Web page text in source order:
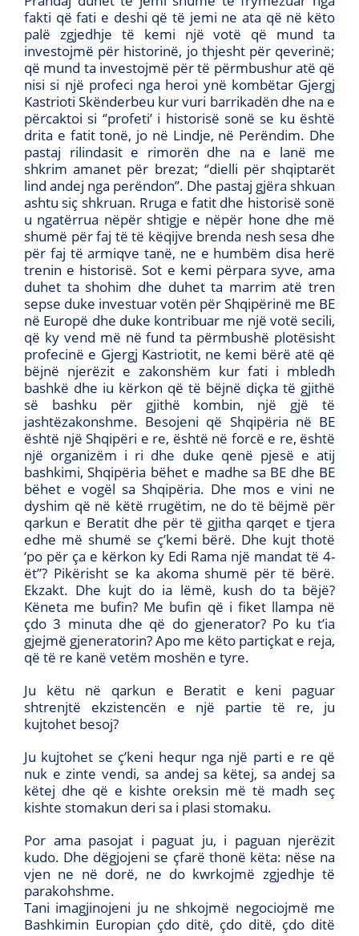
fakti që fati e deshi që të jemi ne ata që në këto
palë zgjedhje të kemi një votë që mund ta
investojmë për historinë, jo thjesht për qeverinë;
që mund ta investojmë për të përmbushur atë që
nisi si një profeci nga heroi ynë kombëtar Gjergj
Kastrioti Skënderbeu kur vuri barrikadën dhe na e
përcaktoi si ‘’profeti’ i historisë sonë se ku është
drita e fatit tonë, jo në Lindje, në Perëndim. Dhe
pastaj rilindasit e rimorën dhe na e lanë me
shkrim amanet për brezat; ‘’dielli për shqiptarët
lind andej nga perëndon’’. Dhe pastaj gjëra shkuan
ashtu siç shkruan. Rruga e fatit dhe historisë sonë
u ngatërrua nëpër shtigje e nëpër hone dhe më
shumë për faj të të këqijve brenda nesh sesa dhe
për faj të armiqve tanë, ne e humbëm disa herë
trenin e historisë. Sot e kemi përpara syve, ama
duhet ta shohim dhe duhet ta marrim atë tren
sepse duke investuar votën për Shqipërinë me BE
në Europë dhe duke kontribuar me një votë secili,
që ky vend më në fund ta përmbushë plotësisht
profecinë e Gjergj Kastriotit, ne kemi bërë atë që
bëjnë njerëzit e zakonshëm kur fati i mbledh
bashkë dhe iu kërkon që të bëjnë diçka të gjithë
së bashku për gjithë kombin, një gjë të
jashtëzakonshme. Besojeni që Shqipëria në BE
është një Shqipëri e re, është në forcë e re, është
një organizëm i ri dhe duke qenë pjesë e atij
bashkimi, Shqipëria bëhet e madhe sa BE dhe BE
bëhet e vogël sa Shqipëria. Dhe mos e vini ne
dyshim që në këtë rrugëtim, ne do të bëjmë për
qarkun e Beratit dhe për të gjitha qarqet e tjera
edhe më shumë se ç’kemi bërë. Dhe kujt thotë
‘po për ça e kërkon ky Edi Rama një mandat të 4-
ët’’? Pikërisht se ka akoma shumë për të bërë.
Ekzakt. Dhe kujt do ia lëmë, kush do ta bëjë?
Këneta me bufin? Me bufin që i fiket llampa në
çdo 3 minuta dhe që do gjenerator? Po ku t’ia
gjejmë gjeneratorin? Apo me këto partiçkat e reja,
që të re kanë vetëm moshën e tyre.
Ju këtu në qarkun e Beratit e keni paguar
shtrenjtë ekzistencën e një partie të re, ju
kujtohet besoj?
Ju kujtohet se ç’keni hequr nga një parti e re që
nuk e zinte vendi, sa andej sa këtej, sa andej sa
këtej dhe që e kishte oreksin më të madh seç
kishte stomakun deri sa i plasi stomaku.
Por ama pasojat i paguat ju, i paguan njerëzit
kudo. Dhe dëgjojeni se çfarë thonë këta: nëse na
vjen ne në dorë, ne do kwrkojmë zgjedhje të
parakohshme.
Tani imagjinojeni ju ne shkojmë negociojmë me
Bashkimin Europian çdo ditë, çdo ditë, çdo ditë